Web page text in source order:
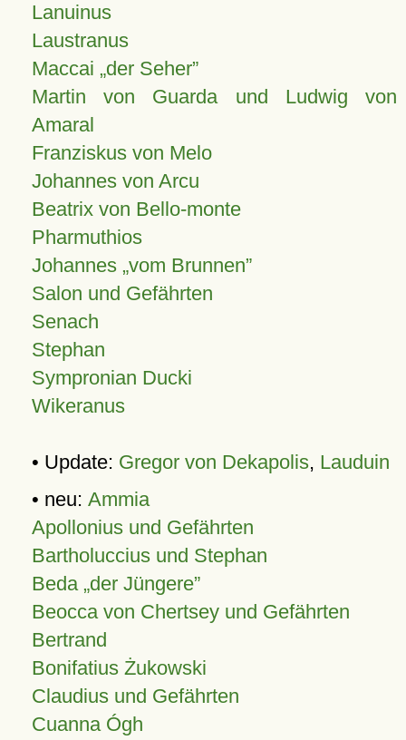
Lanuinus
Laustranus
Maccai „der Seher”
Martin von Guarda und Ludwig von
Amaral
Franziskus von Melo
Johannes von Arcu
Beatrix von Bello-monte
Pharmuthios
Johannes vom Brunnen
Salon und Gefährten
Senach
Stephan
Sympronian Ducki
Wikeranus
• Update: Gregor von Dekapolis, Lauduin
• neu: Ammia
Apollonius und Gefährten
Bartholuccius und Stephan
Beda „der Jüngere”
Beocca von Chertsey und Gefährten
Bertrand
Bonifatius Żukowski
Claudius und Gefährten
Cuanna Ógh